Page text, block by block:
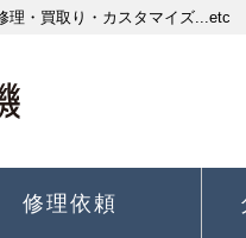
・買取り・カスタマイズ...etc
修理依頼